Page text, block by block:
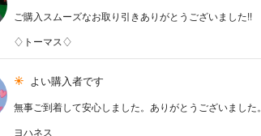
ご購入スムーズなお取り引きありがとうございました!!
♢トーマス♢
よい購入者です
無事ご到着して安心しました。ありがとうございました。
ヨハネス